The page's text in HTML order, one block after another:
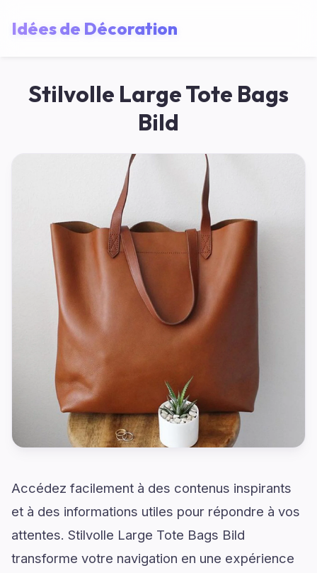
Idées de Décoration
Stilvolle Large Tote Bags
Bild
Accédez facilement à des contenus inspirants
et à des informations utiles pour répondre à vos
attentes. Stilvolle Large Tote Bags Bild
transforme votre navigation en une expérience